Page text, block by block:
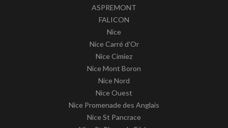
ASPREMONT
FALICON
Nice
Nice Carré d'Or
Nice Cimiez
Nice Mont Boron
Nice Nord
Nice Ouest
Nice Promenade des Anglais
Nice St Pancrace